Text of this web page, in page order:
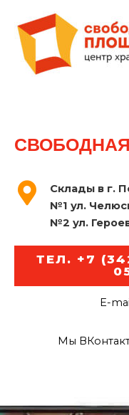
Склады в г.
№1 ул.
№2 ул.
ТЕЛ. +7
E-
Мы